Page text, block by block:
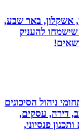
באר שבע,
להעניק
הסיכונים
עסקים,
פנסיוני,